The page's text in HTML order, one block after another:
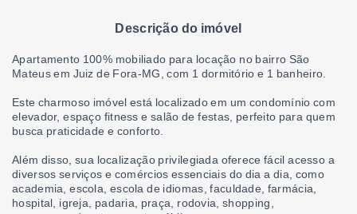
Descrição do imóvel
Apartamento 100% mobiliado para locação no bairro São
Mateus em Juiz de Fora-MG, com 1 dormitório e 1 banheiro.
Este charmoso imóvel está localizado em um condomínio com
elevador, espaço fitness e salão de festas, perfeito para quem
busca praticidade e conforto.
Além disso, sua localização privilegiada oferece fácil acesso a
diversos serviços e comércios essenciais do dia a dia, como
academia, escola, escola de idiomas, faculdade, farmácia,
hospital, igreja, padaria, praça, rodovia, shopping,